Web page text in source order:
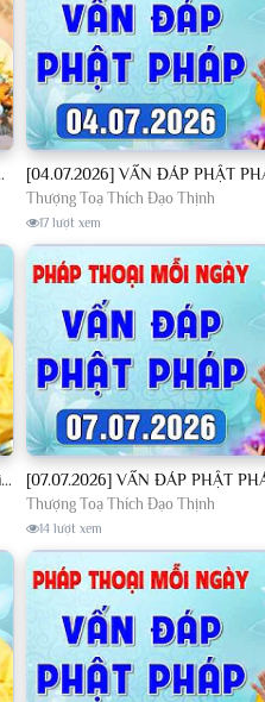
Thích Đạo Thịnh
Thượng Toạ Thích Đạo Thịnh
17 lượt xem
[06.07.2026] VẤN ĐÁP PHẬT PHÁP - Nghe Thầy giảng Pháp mỗi ngày CÔNG ĐỨC VÔ LƯỢNG│TT. Thích Đạo Thịnh
Thượng Toạ Thích Đạo Thịnh
14 lượt xem